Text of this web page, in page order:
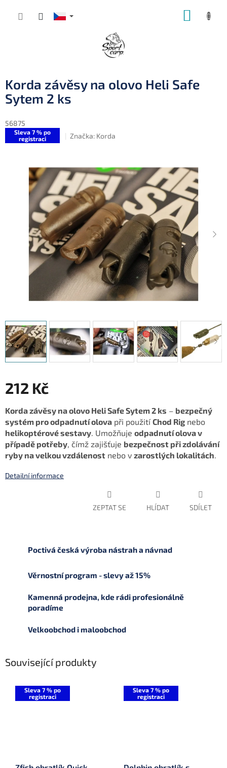
Korda závěsy na olovo Heli Safe
Sytem 2 ks
56875
Sleva 7 % po
registraci
Značka: Korda
212 Kč
cena:
Korda závěsy na olovo Heli Safe Sytem 2 ks – bezpečný
systém pro odpadnutí olova při použitíChod Rig nebo
helikoptérové sestavy. Umožňuje odpadnutí olova v
případě potřeby, čímž zajišťuje bezpečnost při zdolávání
ryby na velkou vzdálenost nebo v zarostlých lokalitách.
Detailní informace
ZEPTAT SE HLÍDAT SDÍLET
Poctivá česká výroba nástrah a návnad
Věrnostní program - slevy až 15%
Kamenná prodejna, kde rádi profesionálně
poradíme
Velkoobchod i maloobchod
Související produkty
Sleva 7 % po
registraci
Sleva 7 % po
registraci